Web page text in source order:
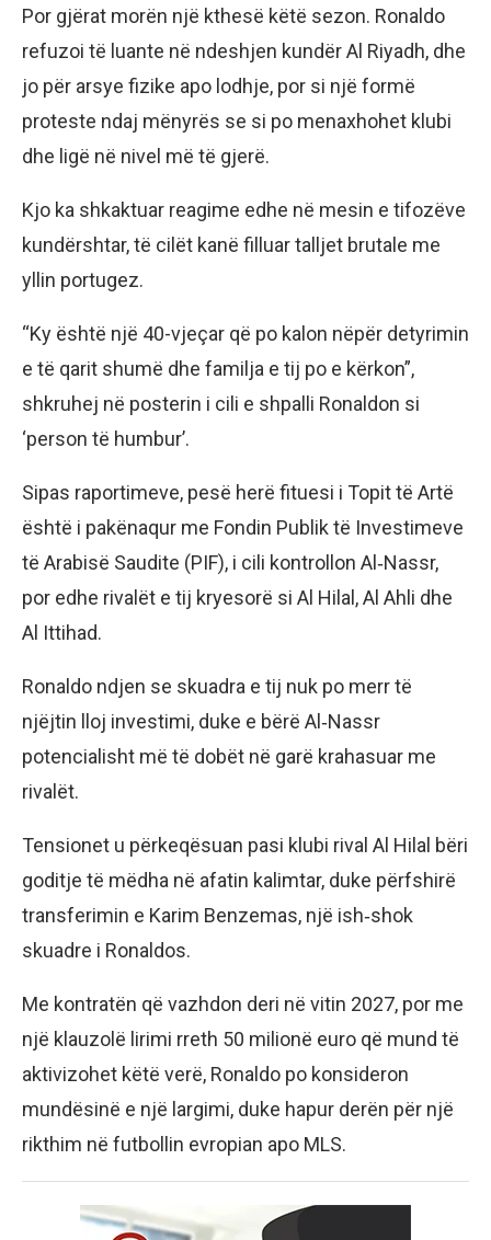
Por gjërat morën një kthesë këtë sezon. Ronaldo
refuzoi të luante në ndeshjen kundër Al Riyadh, dhe
jo për arsye fizike apo lodhje, por si një formë
proteste ndaj mënyrës se si po menaxhohet klubi
dhe ligë në nivel më të gjerë.
Kjo ka shkaktuar reagime edhe në mesin e tifozëve
kundërshtar, të cilët kanë filluar talljet brutale me
yllin portugez.
“Ky është një 40-vjeçar që po kalon nëpër detyrimin
e të qarit shumë dhe familja e tij po e kërkon”,
shkruhej në posterin i cili e shpalli Ronaldon si
‘person të humbur’.
Sipas raportimeve, pesë herë fituesi i Topit të Artë
është i pakënaqur me Fondin Publik të Investimeve
të Arabisë Saudite (PIF), i cili kontrollon Al‑Nassr,
por edhe rivalët e tij kryesorë si Al Hilal, Al Ahli dhe
Al Ittihad.
Ronaldo ndjen se skuadra e tij nuk po merr të
njëjtin lloj investimi, duke e bërë Al‑Nassr
potencialisht më të dobët në garë krahasuar me
rivalët.
Tensionet u përkeqësuan pasi klubi rival Al Hilal bëri
goditje të mëdha në afatin kalimtar, duke përfshirë
transferimin e Karim Benzemas, një ish‑shok
skuadre i Ronaldos.
Me kontratën që vazhdon deri në vitin 2027, por me
një klauzolë lirimi rreth 50 milionë euro që mund të
aktivizohet këtë verë, Ronaldo po konsideron
mundësinë e një largimi, duke hapur derën për një
rikthim në futbollin evropian apo MLS.